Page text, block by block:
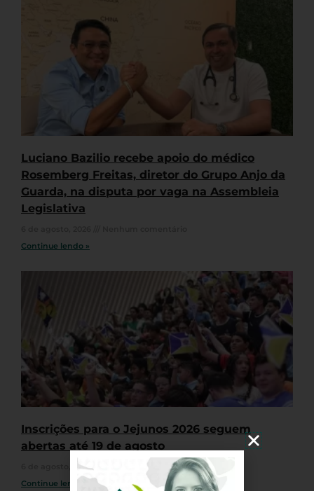
Luciano Bazilio recebe apoio do médico
Rosemberg Freitas, diretor do Grupo Anjo da
Guarda, na disputa por vaga na Assembleia
Legislativa
Continue lendo »
Inscrições para o Jejunos 2026 seguem
abertas até 19 de agosto
6 de agosto, 2026
Nenhum comentário
Continue lendo »